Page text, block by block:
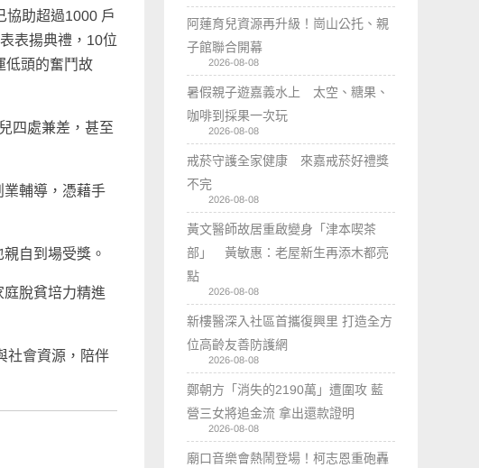
協助超過1000 戶
表揚典禮，10位
低頭的奮鬥故
四處兼差，甚至
輔導，憑藉手
自到場受獎。
脫貧培力精進
社會資源，陪伴
阿蓮育兒資源再升級！崗山公托、親
子館聯合開幕
2026-08-08
暑假親子遊嘉義水上 太空、糖果、
咖啡到採果一次玩
2026-08-08
戒菸守護全家健康 來嘉戒菸好禮獎
不完
2026-08-08
黃文醫師故居重啟變身「津本喫茶
部」 黃敏惠：老屋新生再添木都亮
點
2026-08-08
新樓醫深入社區首攜復興里 打造全方
位高齡友善防護網
2026-08-08
鄭朝方「消失的2190萬」遭圍攻 藍
營三女將追金流 拿出還款證明
2026-08-08
廟口音樂會熱鬧登場！柯志恩重砲轟